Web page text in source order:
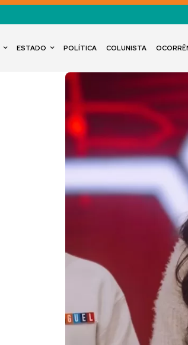
ESTADO POLÍTICA COLUNISTA